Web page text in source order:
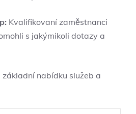
Kvalifikovaní zaměstnanci
s jakýmikoli dotazy a
nabídku služeb a